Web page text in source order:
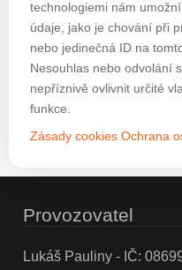
technologiemi nám
údaje, jako je chování při
nebo jedinečná ID na
Nesouhlas nebo odvolání
nepříznivě ovlivnit určité
funkce.
Zásady cookies Ochrana
Provozovatel
Lukáš Pauliny - IČ: